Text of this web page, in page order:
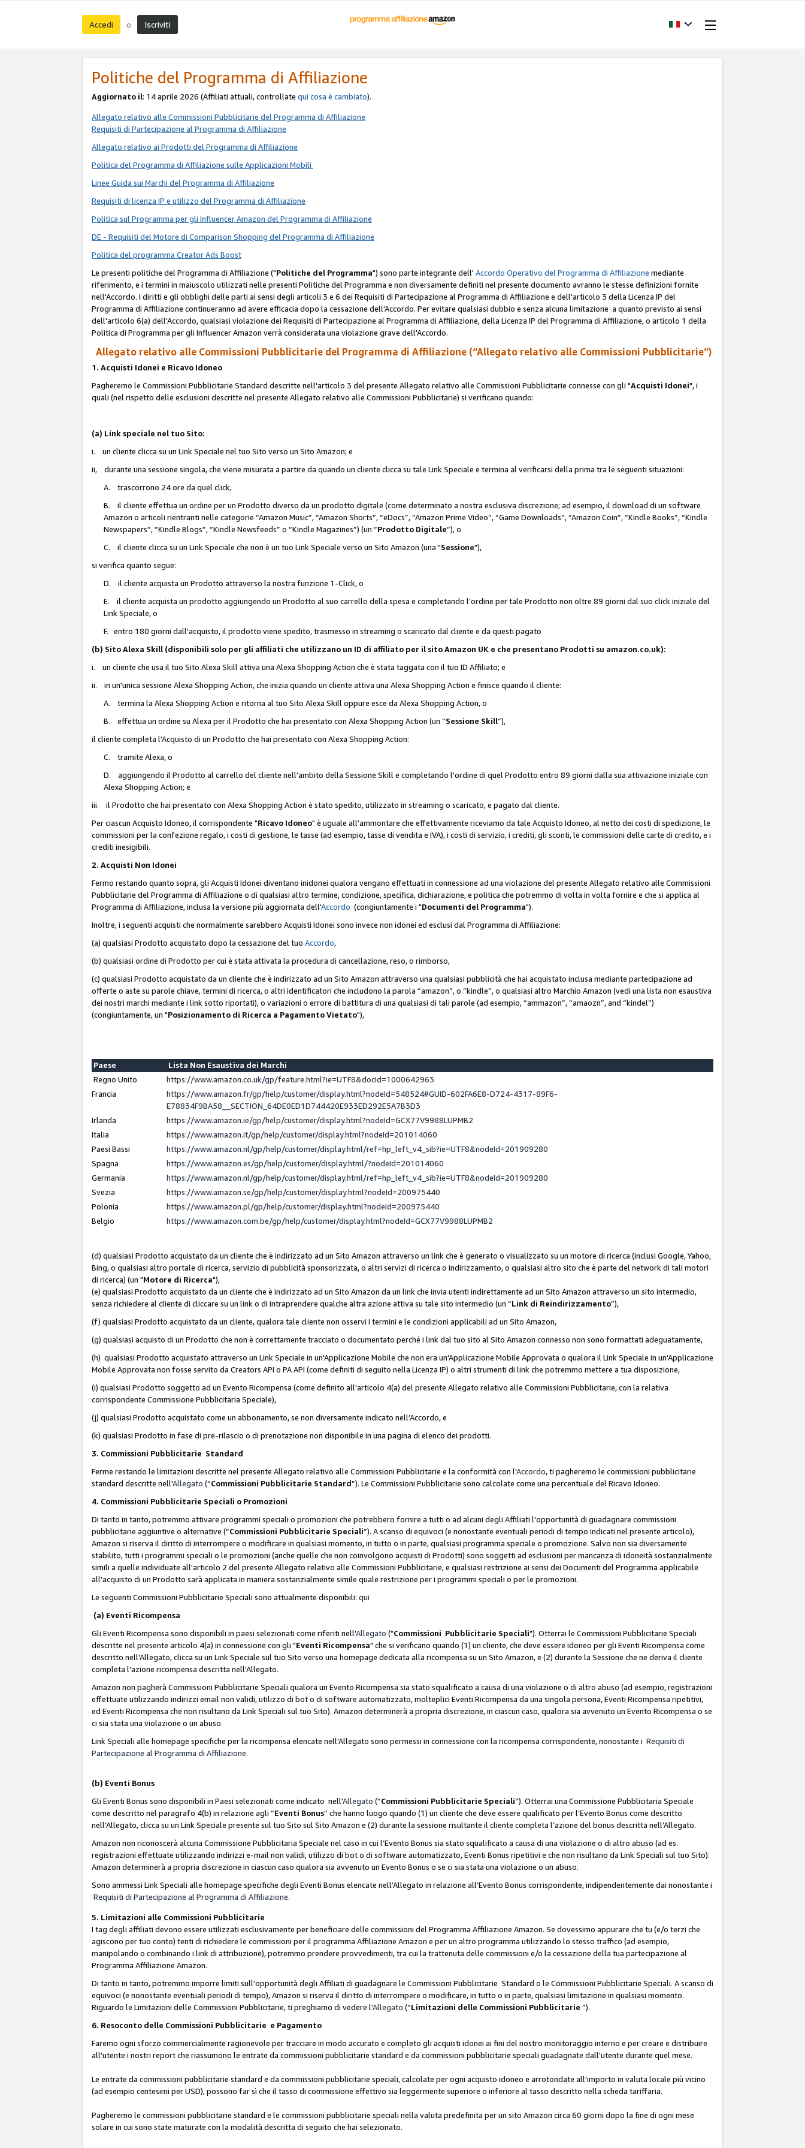
Accedi o Iscriviti
Politiche del Programma di Affiliazione
Aggiornato il: 14 aprile 2026 (Affiliati attuali, controllate qui cosa è cambiato).
Allegato relativo alle Commissioni Pubblicitarie del Programma di Affiliazione
Requisiti di Partecipazione al Programma di Affiliazione
Allegato relativo ai Prodotti del Programma di Affiliazione
Politica del Programma di Affiliazione sulle Applicazioni Mobili
Linee Guida sui Marchi del Programma di Affiliazione
Requisiti di licenza IP e utilizzo del Programma di Affiliazione
Politica sul Programma per gli Influencer Amazon del Programma di Affiliazione
DE - Requisiti del Motore di Comparison Shopping del Programma di Affiliazione
Politica del programma Creator Ads Boost
Le presenti politiche del Programma di Affiliazione ("Politiche del Programma") sono parte integrante dell' Accordo Operativo del Programma di Affiliazione mediante
riferimento, e i termini in maiuscolo utilizzati nelle presenti Politiche del Programma e non diversamente definiti nel presente documento avranno le stesse definizioni fornite
nell'Accordo. I diritti e gli obblighi delle parti ai sensi degli articoli 3 e 6 dei Requisiti di Partecipazione al Programma di Affiliazione e dell'articolo 3 della Licenza IP del
Programma di Affiliazione continueranno ad avere efficacia dopo la cessazione dell'Accordo. Per evitare qualsiasi dubbio e senza alcuna limitazione a quanto previsto ai sensi
dell'articolo 6(a) dell'Accordo, qualsiasi violazione dei Requisiti di Partecipazione al Programma di Affiliazione, della Licenza IP del Programma di Affiliazione, o articolo 1 della
Politica di Programma per gli Influencer Amazon verrà considerata una violazione grave dell'Accordo.
Allegato relativo alle Commissioni Pubblicitarie del Programma di Affiliazione (“Allegato relativo alle Commissioni Pubblicitarie”)
1. Acquisti Idonei e Ricavo Idoneo
Pagheremo le Commissioni Pubblicitarie Standard descritte nell'articolo 3 del presente Allegato relativo alle Commissioni Pubblicitarie connesse con gli "Acquisti Idonei", i
quali (nel rispetto delle esclusioni descritte nel presente Allegato relativo alle Commissioni Pubblicitarie) si verificano quando:
(a) Link speciale nel tuo Sito:
i. un cliente clicca su un Link Speciale nel tuo Sito verso un Sito Amazon; e
ii, durante una sessione singola, che viene misurata a partire da quando un cliente clicca su tale Link Speciale e termina al verificarsi della prima tra le seguenti situazioni:
A. trascorrono 24 ore da quel click,
B. il cliente effettua un ordine per un Prodotto diverso da un prodotto digitale (come determinato a nostra esclusiva discrezione; ad esempio, il download di un software
Amazon o articoli rientranti nelle categorie “Amazon Music”, “Amazon Shorts”, “eDocs”, “Amazon Prime Video”, “Game Downloads”, “Amazon Coin”, “Kindle Books”, “Kindle
Newspapers”, “Kindle Blogs”, “Kindle Newsfeeds” o “Kindle Magazines”) (un “Prodotto Digitale”), o
C. il cliente clicca su un Link Speciale che non è un tuo Link Speciale verso un Sito Amazon (una "Sessione"),
si verifica quanto segue:
D. il cliente acquista un Prodotto attraverso la nostra funzione 1-Click, o
E. il cliente acquista un prodotto aggiungendo un Prodotto al suo carrello della spesa e completando l’ordine per tale Prodotto non oltre 89 giorni dal suo click iniziale del
Link Speciale, o
F. entro 180 giorni dall'acquisto, il prodotto viene spedito, trasmesso in streaming o scaricato dal cliente e da questi pagato
(b) Sito Alexa Skill (disponibili solo per gli affiliati che utilizzano un ID di affiliato per il sito Amazon UK e che presentano Prodotti su amazon.co.uk):
i. un cliente che usa il tuo Sito Alexa Skill attiva una Alexa Shopping Action che è stata taggata con il tuo ID Affiliato; e
ii. in un'unica sessione Alexa Shopping Action, che inizia quando un cliente attiva una Alexa Shopping Action e finisce quando il cliente:
A. termina la Alexa Shopping Action e ritorna al tuo Sito Alexa Skill oppure esce da Alexa Shopping Action, o
B. effettua un ordine su Alexa per il Prodotto che hai presentato con Alexa Shopping Action (un “Sessione Skill”),
il cliente completa l'Acquisto di un Prodotto che hai presentato con Alexa Shopping Action:
C. tramite Alexa, o
D. aggiungendo il Prodotto al carrello del cliente nell'ambito della Sessione Skill e completando l'ordine di quel Prodotto entro 89 giorni dalla sua attivazione iniziale con
Alexa Shopping Action; e
iii. il Prodotto che hai presentato con Alexa Shopping Action è stato spedito, utilizzato in streaming o scaricato, e pagato dal cliente.
Per ciascun Acquisto Idoneo, il corrispondente "Ricavo Idoneo" è uguale all'ammontare che effettivamente riceviamo da tale Acquisto Idoneo, al netto dei costi di spedizione, le
commissioni per la confezione regalo, i costi di gestione, le tasse (ad esempio, tasse di vendita e IVA), i costi di servizio, i crediti, gli sconti, le commissioni delle carte di credito, e i
crediti inesigibili.
2. Acquisti Non Idonei
Fermo restando quanto sopra, gli Acquisti Idonei diventano inidonei qualora vengano effettuati in connessione ad una violazione del presente Allegato relativo alle Commissioni
Pubblicitarie del Programma di Affiliazione o di qualsiasi altro termine, condizione, specifica, dichiarazione, e politica che potremmo di volta in volta fornire e che si applica al
Programma di Affiliazione, inclusa la versione più aggiornata dell'Accordo (congiuntamente i "Documenti del Programma").
Inoltre, i seguenti acquisti che normalmente sarebbero Acquisti Idonei sono invece non idonei ed esclusi dal Programma di Affiliazione:
(a) qualsiasi Prodotto acquistato dopo la cessazione del tuo Accordo,
(b) qualsiasi ordine di Prodotto per cui è stata attivata la procedura di cancellazione, reso, o rimborso,
(c) qualsiasi Prodotto acquistato da un cliente che è indirizzato ad un Sito Amazon attraverso una qualsiasi pubblicità che hai acquistato inclusa mediante partecipazione ad
offerte o aste su parole chiave, termini di ricerca, o altri identificatori che includono la parola “amazon”, o “kindle”, o qualsiasi altro Marchio Amazon (vedi una lista non esaustiva
dei nostri marchi mediante i link sotto riportati), o variazioni o errore di battitura di una qualsiasi di tali parole (ad esempio, “ammazon”, “amaozn”, and “kindel”)
(congiuntamente, un "Posizionamento di Ricerca a Pagamento Vietato"),
Paese
Lista Non Esaustiva dei Marchi
Regno Unito
https://www.amazon.co.uk/gp/feature.html?ie=UTF8&docId=1000642963
Francia
https://www.amazon.fr/gp/help/customer/display.html?nodeId=548524#GUID-602FA6E8-D724-4317-89F6-
E78834F9BA58__SECTION_64DE0ED1D744420E933ED292E5A7B3D3
Irlanda
https://www.amazon.ie/gp/help/customer/display.html?nodeId=GCX77V9988LUPMB2
Italia
https://www.amazon.it/gp/help/customer/display.html?nodeId=201014060
Paesi Bassi
https://www.amazon.nl/gp/help/customer/display.html/ref=hp_left_v4_sib?ie=UTF8&nodeId=201909280
Spagna
https://www.amazon.es/gp/help/customer/display.html/?nodeId=201014060
Germania
https://www.amazon.nl/gp/help/customer/display.html/ref=hp_left_v4_sib?ie=UTF8&nodeId=201909280
Svezia
https://www.amazon.se/gp/help/customer/display.html?nodeId=200975440
Polonia
https://www.amazon.pl/gp/help/customer/display.html?nodeId=200975440
Belgio
https://www.amazon.com.be/gp/help/customer/display.html?nodeId=GCX77V9988LUPMB2
(d) qualsiasi Prodotto acquistato da un cliente che è indirizzato ad un Sito Amazon attraverso un link che è generato o visualizzato su un motore di ricerca (inclusi Google, Yahoo,
Bing, o qualsiasi altro portale di ricerca, servizio di pubblicità sponsorizzata, o altri servizi di ricerca o indirizzamento, o qualsiasi altro sito che è parte del network di tali motori
di ricerca) (un "Motore di Ricerca"),
(e) qualsiasi Prodotto acquistato da un cliente che è indirizzato ad un Sito Amazon da un link che invia utenti indirettamente ad un Sito Amazon attraverso un sito intermedio,
senza richiedere al cliente di cliccare su un link o di intraprendere qualche altra azione attiva su tale sito intermedio (un “Link di Reindirizzamento”),
(f) qualsiasi Prodotto acquistato da un cliente, qualora tale cliente non osservi i termini e le condizioni applicabili ad un Sito Amazon,
(g) qualsiasi acquisto di un Prodotto che non è correttamente tracciato o documentato perché i link dal tuo sito al Sito Amazon connesso non sono formattati adeguatamente,
(h) qualsiasi Prodotto acquistato attraverso un Link Speciale in un'Applicazione Mobile che non era un'Applicazione Mobile Approvata o qualora il Link Speciale in un'Applicazione
Mobile Approvata non fosse servito da Creators API o PA API (come definiti di seguito nella Licenza IP) o altri strumenti di link che potremmo mettere a tua disposizione,
(i) qualsiasi Prodotto soggetto ad un Evento Ricompensa (come definito all'articolo 4(a) del presente Allegato relativo alle Commissioni Pubblicitarie, con la relativa
corrispondente Commissione Pubblicitaria Speciale),
(j) qualsiasi Prodotto acquistato come un abbonamento, se non diversamente indicato nell’Accordo, e
(k) qualsiasi Prodotto in fase di pre-rilascio o di prenotazione non disponibile in una pagina di elenco dei prodotti.
3. Commissioni Pubblicitarie Standard
Ferme restando le limitazioni descritte nel presente Allegato relativo alle Commissioni Pubblicitarie e la conformità con l'Accordo, ti pagheremo le commissioni pubblicitarie
standard descritte nell'Allegato (“Commissioni Pubblicitarie Standard”). Le Commissioni Pubblicitarie sono calcolate come una percentuale del Ricavo Idoneo.
4. Commissioni Pubblicitarie Speciali o Promozioni
Di tanto in tanto, potremmo attivare programmi speciali o promozioni che potrebbero fornire a tutti o ad alcuni degli Affiliati l'opportunità di guadagnare commissioni
pubblicitarie aggiuntive o alternative (“Commissioni Pubblicitarie Speciali”). A scanso di equivoci (e nonostante eventuali periodi di tempo indicati nel presente articolo),
Amazon si riserva il diritto di interrompere o modificare in qualsiasi momento, in tutto o in parte, qualsiasi programma speciale o promozione. Salvo non sia diversamente
stabilito, tutti i programmi speciali o le promozioni (anche quelle che non coinvolgono acquisti di Prodotti) sono soggetti ad esclusioni per mancanza di idoneità sostanzialmente
simili a quelle individuate all'articolo 2 del presente Allegato relativo alle Commissioni Pubblicitarie, e qualsiasi restrizione ai sensi dei Documenti del Programma applicabile
all'acquisto di un Prodotto sarà applicata in maniera sostanzialmente simile quale restrizione per i programmi speciali o per le promozioni.
Le seguenti Commissioni Pubblicitarie Speciali sono attualmente disponibili: qui
(a) Eventi Ricompensa
Gli Eventi Ricompensa sono disponibili in paesi selezionati come riferiti nell'Allegato ("Commissioni Pubblicitarie Speciali"). Otterrai le Commissioni Pubblicitarie Speciali
descritte nel presente articolo 4(a) in connessione con gli "Eventi Ricompensa" che si verificano quando (1) un cliente, che deve essere idoneo per gli Eventi Ricompensa come
descritto nell'Allegato, clicca su un Link Speciale sul tuo Sito verso una homepage dedicata alla ricompensa su un Sito Amazon, e (2) durante la Sessione che ne deriva il cliente
completa l'azione ricompensa descritta nell'Allegato.
Amazon non pagherà Commissioni Pubblicitarie Speciali qualora un Evento Ricompensa sia stato squalificato a causa di una violazione o di altro abuso (ad esempio, registrazioni
effettuate utilizzando indirizzi email non validi, utilizzo di bot o di software automatizzato, molteplici Eventi Ricompensa da una singola persona, Eventi Ricompensa ripetitivi,
ed Eventi Ricompensa che non risultano da Link Speciali sul tuo Sito). Amazon determinerà a propria discrezione, in ciascun caso, qualora sia avvenuto un Evento Ricompensa o se
ci sia stata una violazione o un abuso.
Link Speciali alle homepage specifiche per la ricompensa elencate nell'Allegato sono permessi in connessione con la ricompensa corrispondente, nonostante i Requisiti di
Partecipazione al Programma di Affiliazione.
(b) Eventi Bonus
Gli Eventi Bonus sono disponibili in Paesi selezionati come indicato nell'Allegato (“Commissioni Pubblicitarie Speciali”). Otterrai una Commissione Pubblicitaria Speciale
come descritto nel paragrafo 4(b) in relazione agli “Eventi Bonus” che hanno luogo quando (1) un cliente che deve essere qualificato per l’Evento Bonus come descritto
nell’Allegato, clicca su un Link Speciale presente sul tuo Sito sul Sito Amazon e (2) durante la sessione risultante il cliente completa l’azione del bonus descritta nell’Allegato.
Amazon non riconoscerà alcuna Commissione Pubblicitaria Speciale nel caso in cui l’Evento Bonus sia stato squalificato a causa di una violazione o di altro abuso (ad es.
registrazioni effettuate utilizzando indirizzi e-mail non validi, utilizzo di bot o di software automatizzato, Eventi Bonus ripetitivi e che non risultano da Link Speciali sul tuo Sito).
Amazon determinerà a propria discrezione in ciascun caso qualora sia avvenuto un Evento Bonus o se ci sia stata una violazione o un abuso.
Sono ammessi Link Speciali alle homepage specifiche degli Eventi Bonus elencate nell’Allegato in relazione all’Evento Bonus corrispondente, indipendentemente dai nonostante i
Requisiti di Partecipazione al Programma di Affiliazione.
5. Limitazioni alle Commissioni Pubblicitarie
I tag degli affiliati devono essere utilizzati esclusivamente per beneficiare delle commissioni del Programma Affiliazione Amazon. Se dovessimo appurare che tu (e/o terzi che
agiscono per tuo conto) tenti di richiedere le commissioni per il programma Affiliazione Amazon e per un altro programma utilizzando lo stesso traffico (ad esempio,
manipolando o combinando i link di attribuzione), potremmo prendere provvedimenti, tra cui la trattenuta delle commissioni e/o la cessazione della tua partecipazione al
Programma Affiliazione Amazon.
Di tanto in tanto, potremmo imporre limiti sull'opportunità degli Affiliati di guadagnare le Commissioni Pubblicitarie Standard o le Commissioni Pubblicitarie Speciali. A scanso di
equivoci (e nonostante eventuali periodi di tempo), Amazon si riserva il diritto di interrompere o modificare, in tutto o in parte, qualsiasi limitazione in qualsiasi momento.
Riguardo le Limitazioni delle Commissioni Pubblicitarie, ti preghiamo di vedere l'Allegato (“Limitazioni delle Commissioni Pubblicitarie ”).
6. Resoconto delle Commissioni Pubblicitarie e Pagamento
Faremo ogni sforzo commercialmente ragionevole per tracciare in modo accurato e completo gli acquisti idonei ai fini del nostro monitoraggio interno e per creare e distribuire
all'utente i nostri report che riassumono le entrate da commissioni pubblicitarie standard e da commissioni pubblicitarie speciali guadagnate dall'utente durante quel mese.
Le entrate da commissioni pubblicitarie standard e da commissioni pubblicitarie speciali, calcolate per ogni acquisto idoneo e arrotondate all'importo in valuta locale più vicino
(ad esempio centesimi per USD), possono far sì che il tasso di commissione effettivo sia leggermente superiore o inferiore al tasso descritto nella scheda tariffaria.
Pagheremo le commissioni pubblicitarie standard e le commissioni pubblicitarie speciali nella valuta predefinita per un sito Amazon circa 60 giorni dopo la fine di ogni mese
solare in cui sono state maturate con la modalità descritta di seguito che hai selezionato.